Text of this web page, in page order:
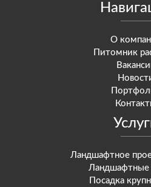
О
Питомник
Ландшафтное
Ландшафтные
Посадка